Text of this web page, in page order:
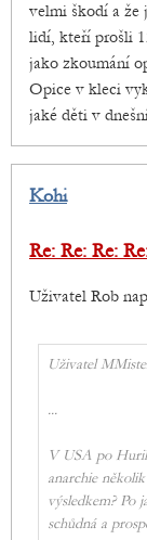
velmi škodí a že
lidí, kteří prošli
jako zkoumání
Opice v kleci
jaké děti v
Kohi
Re: Re: Re:
Uživatel Rob
Uživatel
...
V USA po
anarchie
výsledkem? Po
schůdná a